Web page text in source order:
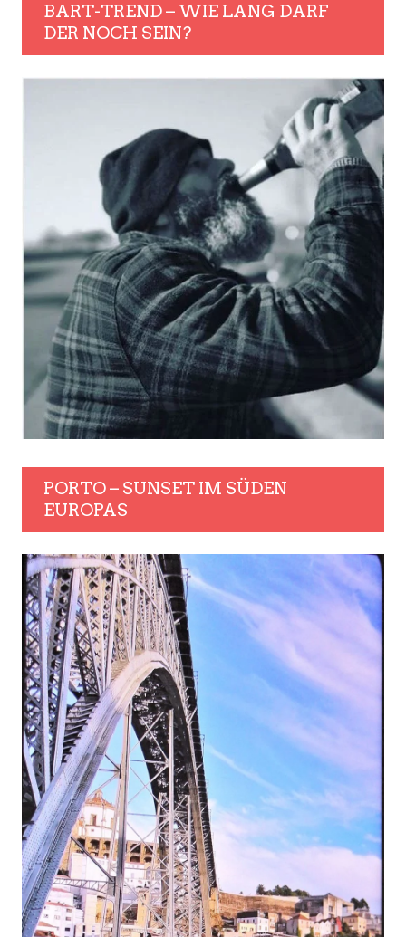
BART-TREND – WIE LANG DARF
DER NOCH SEIN?
PORTO – SUNSET IM SÜDEN
EUROPAS